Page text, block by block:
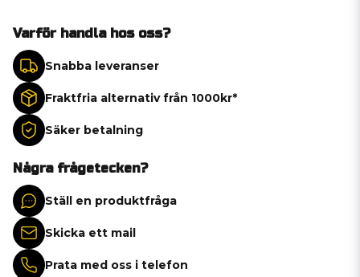
Varför handla hos oss?
Snabba leveranser
Fraktfria alternativ från 1000kr*
Säker betalning
Några frågetecken?
Ställ en produktfråga
Skicka ett mail
Prata med oss i telefon